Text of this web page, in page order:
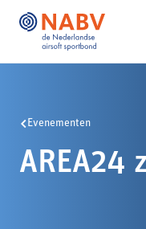
Evenementen
AREA24